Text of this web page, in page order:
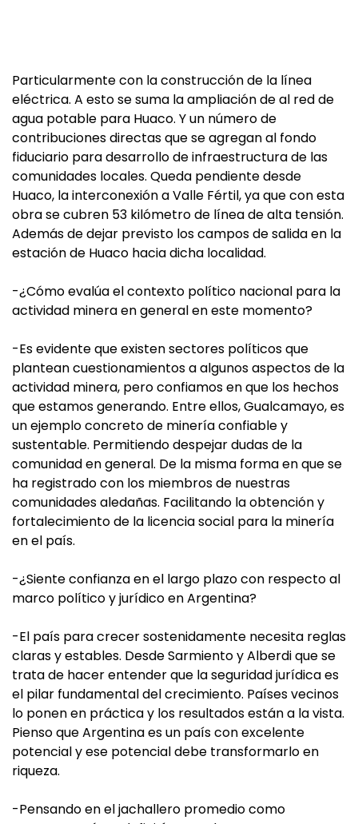
Particularmente con la construcción de la línea
eléctrica. A esto se suma la ampliación de al red de
agua potable para Huaco. Y un número de
contribuciones directas que se agregan al fondo
fiduciario para desarrollo de infraestructura de las
comunidades locales. Queda pendiente desde
Huaco, la interconexión a Valle Fértil, ya que con esta
obra se cubren 53 kilómetro de línea de alta tensión.
Además de dejar previsto los campos de salida en la
estación de Huaco hacia dicha localidad.
-¿Cómo evalúa el contexto político nacional para la
actividad minera en general en este momento?
-Es evidente que existen sectores políticos que
plantean cuestionamientos a algunos aspectos de la
actividad minera, pero confiamos en que los hechos
que estamos generando. Entre ellos, Gualcamayo, es
un ejemplo concreto de minería confiable y
sustentable. Permitiendo despejar dudas de la
comunidad en general. De la misma forma en que se
ha registrado con los miembros de nuestras
comunidades aledañas. Facilitando la obtención y
fortalecimiento de la licencia social para la minería
en el país.
-¿Siente confianza en el largo plazo con respecto al
marco político y jurídico en Argentina?
-El país para crecer sostenidamente necesita reglas
claras y estables. Desde Sarmiento y Alberdi que se
trata de hacer entender que la seguridad jurídica es
el pilar fundamental del crecimiento. Países vecinos
lo ponen en práctica y los resultados están a la vista.
Pienso que Argentina es un país con excelente
potencial y ese potencial debe transformarlo en
riqueza.
-Pensando en el jachallero promedio como